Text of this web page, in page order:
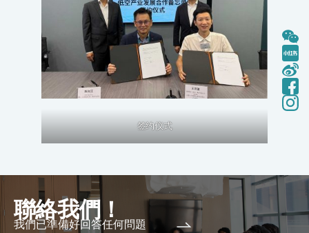
签约仪式
聯絡我們！
我們已準備好回答任何問題